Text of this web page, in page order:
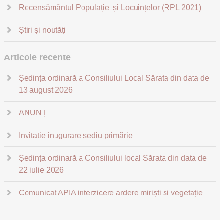
Recensământul Populației și Locuințelor (RPL 2021)
Știri și noutăți
Articole recente
Ședința ordinară a Consiliului Local Sărata din data de
13 august 2026
ANUNȚ
Invitatie inugurare sediu primărie
Ședința ordinară a Consiliului local Sărata din data de
22 iulie 2026
Comunicat APIA interzicere ardere miriști și vegetație